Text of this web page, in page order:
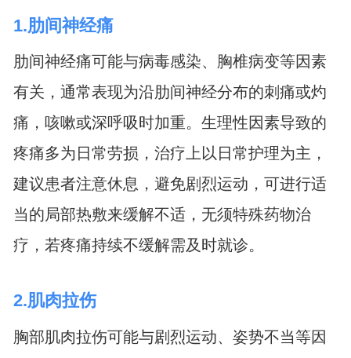
1.肋间神经痛
肋间神经痛可能与病毒感染、胸椎病变等因素
有关，通常表现为沿肋间神经分布的刺痛或灼
痛，咳嗽或深呼吸时加重。生理性因素导致的
疼痛多为日常劳损，治疗上以日常护理为主，
建议患者注意休息，避免剧烈运动，可进行适
当的局部热敷来缓解不适，无须特殊药物治
疗，若疼痛持续不缓解需及时就诊。
2.肌肉拉伤
胸部肌肉拉伤可能与剧烈运动、姿势不当等因